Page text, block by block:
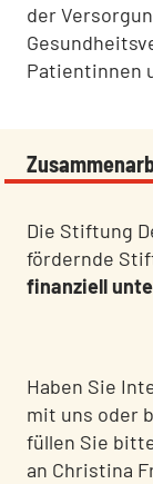
der
Patientinnen
Die Stiftung
fördernde
finanziell
Haben Sie
mit uns oder
füllen Sie
an Christina